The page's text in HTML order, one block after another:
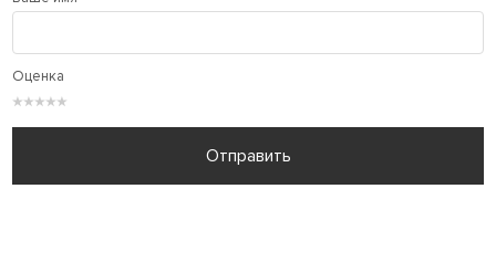
Оценка
★
★
★
★
★
Отправить